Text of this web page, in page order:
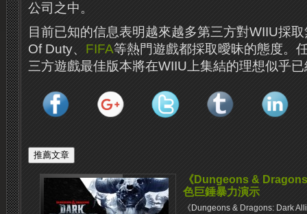
公司之中。
目前已知的信息表明越來越多第三方對WIIU採
Of Duty、 FIFA等熱門遊戲都採取曖昧的態度。
三方遊戲最佳版本將在WIIU上集結的理想似乎
《Dungeons &
色巨錘暴力演示
《Dungeons & Dragons: Dark